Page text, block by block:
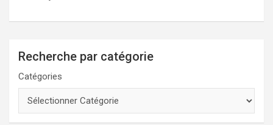
Recherche par catégorie
Catégories